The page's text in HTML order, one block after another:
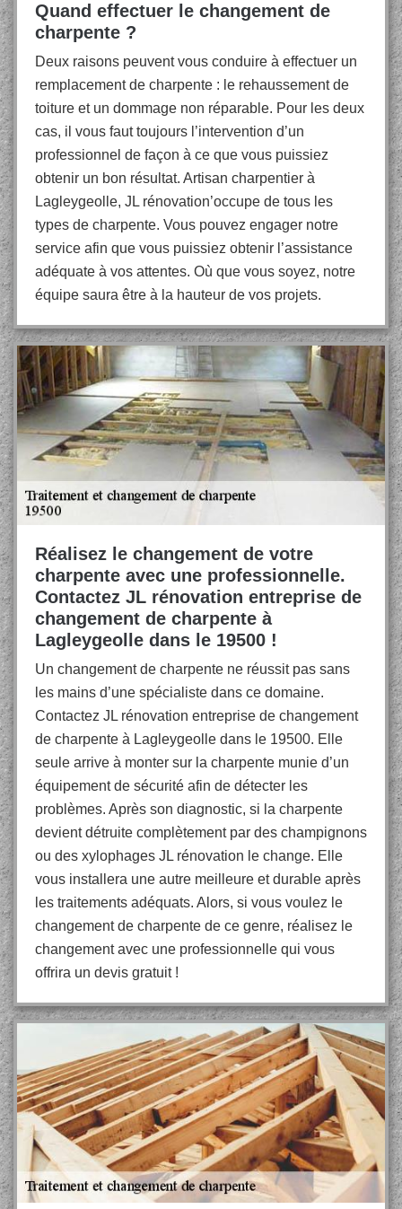
Quand effectuer le changement de
charpente ?
Deux raisons peuvent vous conduire à effectuer un
remplacement de charpente : le rehaussement de
toiture et un dommage non réparable. Pour les deux
cas, il vous faut toujours l’intervention d’un
professionnel de façon à ce que vous puissiez
obtenir un bon résultat. Artisan charpentier à
Lagleygeolle, JL rénovation’occupe de tous les
types de charpente. Vous pouvez engager notre
service afin que vous puissiez obtenir l’assistance
adéquate à vos attentes. Où que vous soyez, notre
équipe saura être à la hauteur de vos projets.
Réalisez le changement de votre
charpente avec une professionnelle.
Contactez JL rénovation entreprise de
changement de charpente à
Lagleygeolle dans le 19500 !
Un changement de charpente ne réussit pas sans
les mains d’une spécialiste dans ce domaine.
Contactez JL rénovation entreprise de changement
de charpente à Lagleygeolle dans le 19500. Elle
seule arrive à monter sur la charpente munie d’un
équipement de sécurité afin de détecter les
problèmes. Après son diagnostic, si la charpente
devient détruite complètement par des champignons
ou des xylophages JL rénovation le change. Elle
vous installera une autre meilleure et durable après
les traitements adéquats. Alors, si vous voulez le
changement de charpente de ce genre, réalisez le
changement avec une professionnelle qui vous
offrira un devis gratuit !